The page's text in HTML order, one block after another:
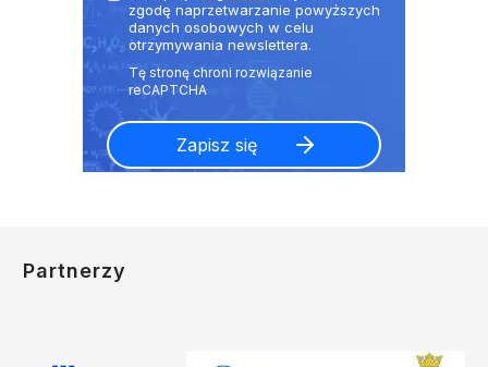
zgodę naprzetwarzanie powyższych
danych osobowych w celu
otrzymywania newslettera.
Partnerzy